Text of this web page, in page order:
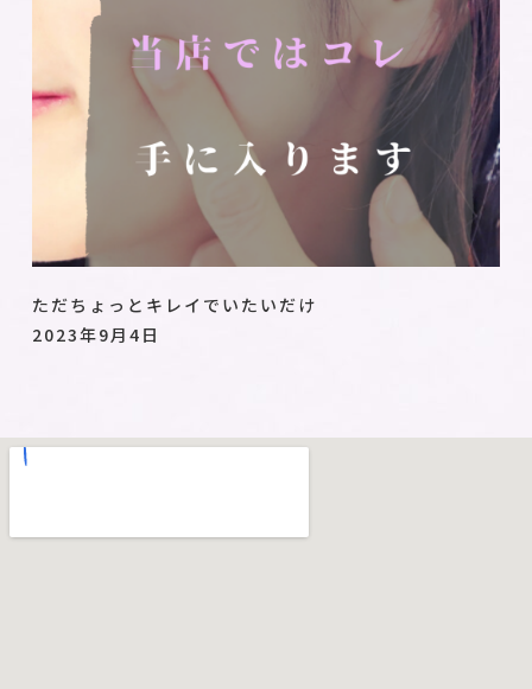
ただちょっとキレイでいたいだけ
2023年9月4日